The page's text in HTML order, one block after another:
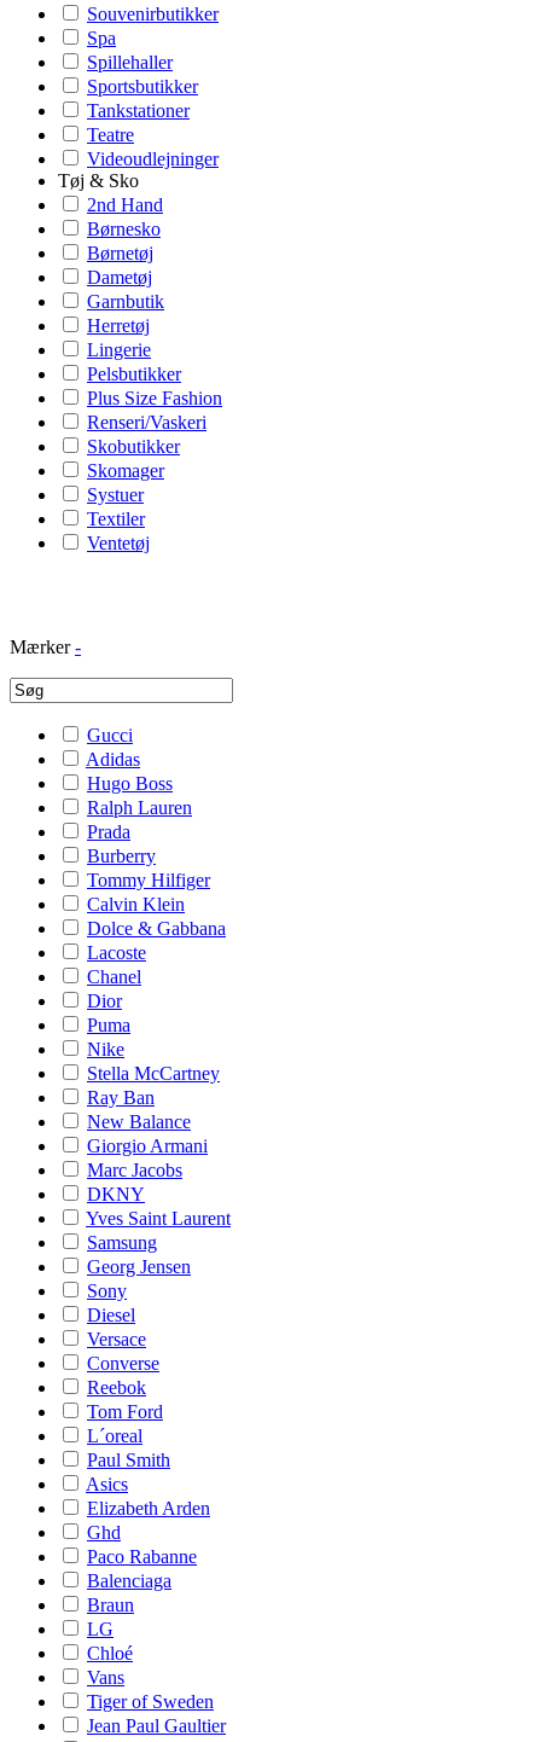
Souvenirbutikker
Spa
Spillehaller
Sportsbutikker
Tankstationer
Teatre
Videoudlejninger
Tøj & Sko
2nd Hand
Børnesko
Børnetøj
Dametøj
Garnbutik
Herretøj
Lingerie
Pelsbutikker
Plus Size Fashion
Renseri/Vaskeri
Skobutikker
Skomager
Systuer
Textiler
Ventetøj
Mærker -
Gucci
Adidas
Hugo Boss
Ralph Lauren
Prada
Burberry
Tommy Hilfiger
Calvin Klein
Dolce & Gabbana
Lacoste
Chanel
Dior
Puma
Nike
Stella McCartney
Ray Ban
New Balance
Giorgio Armani
Marc Jacobs
DKNY
Yves Saint Laurent
Samsung
Georg Jensen
Sony
Diesel
Versace
Converse
Reebok
Tom Ford
L´oreal
Paul Smith
Asics
Elizabeth Arden
Ghd
Paco Rabanne
Balenciaga
Braun
LG
Chloé
Vans
Tiger of Sweden
Jean Paul Gaultier